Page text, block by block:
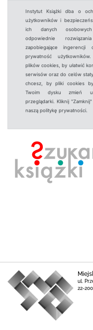
Instytut Książki dba o
użytkowników i
ich danych
odpowiednie
zapobiegające
prywatność
plików cookies, by ułatwić
serwisów oraz do celów
chcesz, by pliki cookies
Twoim dysku zmień
przeglądarki. Kliknij
naszą politykę prywatności.
ul.
22-